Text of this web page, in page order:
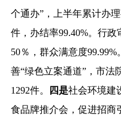
个通办”，上半年累计办
件，办结率99.40%。行
50％，群众满意度99.99%。
善“绿色立案通道”，市法
1292件。
四是社会环境建
食品牌推介会，促进招商